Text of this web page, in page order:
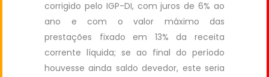
corrigido pelo IGP-DI, com juros de 6% ao
ano e com o valor máximo das
prestações fixado em 13% da receita
corrente líquida; se ao final do período
houvesse ainda saldo devedor, este seria